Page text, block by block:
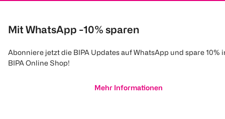
Mit WhatsApp -10% sparen
Abonniere jetzt die BIPA Updates auf WhatsApp und spare 10%
BIPA Online Shop!
Mehr Informationen